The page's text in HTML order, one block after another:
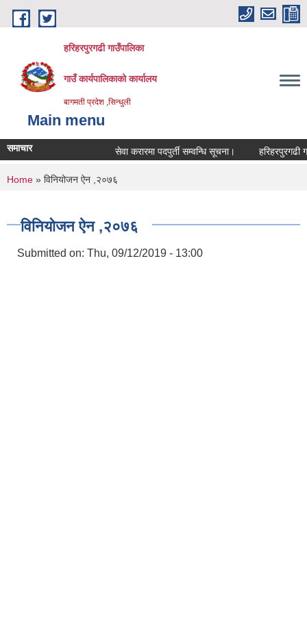
Skip to main content
हरिहरपुरगढी गाउँपालिका
गाउँ कार्यपालिकाको कार्यालय
बागमती प्रदेश ,सिन्धुली
Main menu
समाचार सेवा करारमा पदपुर्ती सम्वन्धि सूचना। हरिहरपुरगढी
You are here
Home » विनियोजन ऐन ,२०७६
विनियोजन ऐन ,२०७६
Submitted on: Thu, 09/12/2019 - 13:00